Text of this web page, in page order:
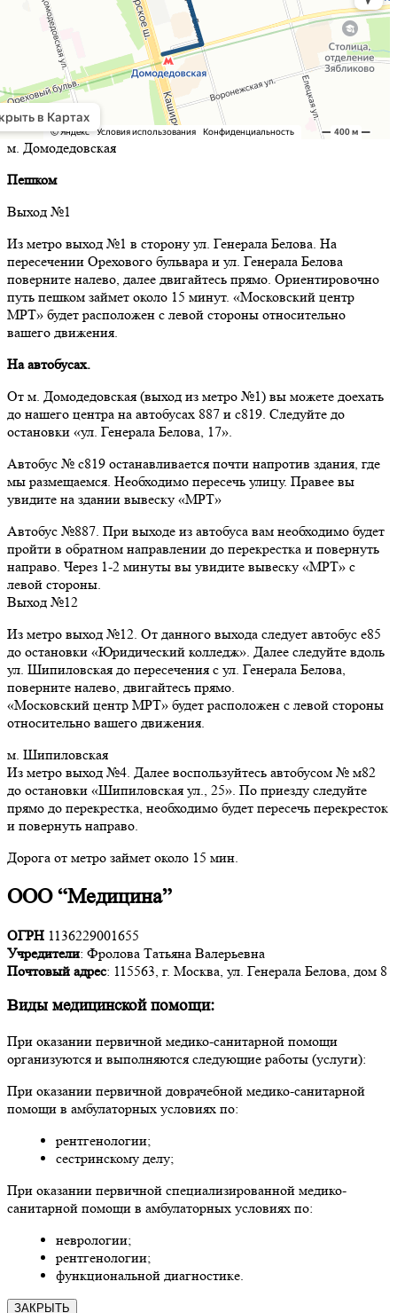
м. Домодедовская
Пешком
Выход №1
Из метро выход №1 в сторону ул. Генерала Белова. На
пересечении Орехового бульвара и ул. Генерала Белова
поверните налево, далее двигайтесь прямо. Ориентировочно
путь пешком займет около 15 минут. «Московский центр
МРТ» будет расположен с левой стороны относительно
вашего движения.
На автобусах.
От м. Домодедовская (выход из метро №1) вы можете доехать
до нашего центра на автобусах 887 и с819. Следуйте до
остановки «ул. Генерала Белова, 17».
Автобус № с819 останавливается почти напротив здания, где
мы размещаемся. Необходимо пересечь улицу. Правее вы
увидите на здании вывеску «МРТ»
Автобус №887. При выходе из автобуса вам необходимо будет
пройти в обратном направлении до перекрестка и повернуть
направо. Через 1-2 минуты вы увидите вывеску «МРТ» с
левой стороны.
Выход №12
Из метро выход №12. От данного выхода следует автобус е85
до остановки «Юридический колледж». Далее следуйте вдоль
ул. Шипиловская до пересечения с ул. Генерала Белова,
поверните налево, двигайтесь прямо.
«Московский центр МРТ» будет расположен с левой стороны
относительно вашего движения.
м. Шипиловская
Из метро выход №4. Далее воспользуйтесь автобусом № м82
до остановки «Шипиловская ул., 25». По приезду следуйте
прямо до перекрестка, необходимо будет пересечь перекресток
и повернуть направо.
Дорога от метро займет около 15 мин.
ООО “Медицина”
ОГРН 1136229001655
Учредители: Фролова Татьяна Валерьевна
Почтовый адрес: 115563, г. Москва, ул. Генерала Белова, дом 8
Виды медицинской помощи:
При оказании первичной медико-санитарной помощи
организуются и выполняются следующие работы (услуги):
При оказании первичной доврачебной медико-санитарной
помощи в амбулаторных условиях по:
рентгенологии;
сестринскому делу;
При оказании первичной специализированной медико-
санитарной помощи в амбулаторных условиях по:
неврологии;
рентгенологии;
функциональной диагностике.
ЗАКРЫТЬ